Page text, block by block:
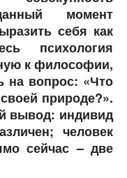
момент
себя как
психология
к философии,
на вопрос: «Что
природе?».
вывод: индивид
человек
сейчас – две